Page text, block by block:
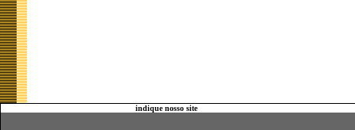
indique nosso site